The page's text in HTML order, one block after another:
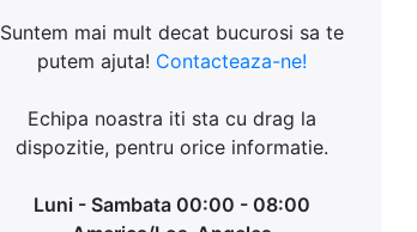
Suntem mai mult decat bucurosi sa te
putem ajuta! Contacteaza-ne!
Echipa noastra iti sta cu drag la
dispozitie, pentru orice informatie.
Luni - Sambata 00:00 - 08:00